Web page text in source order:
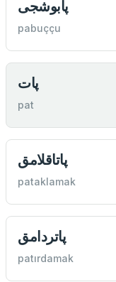
پابوشجی
pabuççu
پات
pat
پاتاقلامق
pataklamak
پاتردامق
patırdamak